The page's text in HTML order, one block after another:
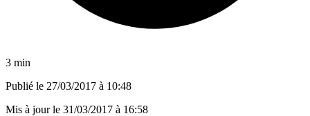
3 min
Publié le 27/03/2017 à 10:48
Mis à jour le 31/03/2017 à 16:58